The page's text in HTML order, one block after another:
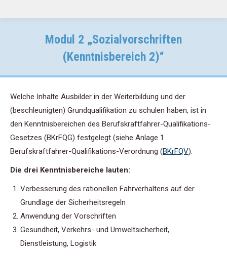
Modul 2 „Sozialvorschriften
(Kenntnisbereich 2)“
Welche Inhalte Ausbilder in der Weiterbildung und der
(beschleunigten) Grundqualifikation zu schulen haben, ist in
den Kenntnisbereichen des Berufskraftfahrer-Qualifikations-
Gesetzes (BKrFQG) festgelegt (siehe Anlage 1
Berufskraftfahrer-Qualifikations-Verordnung (BKrFQV).
Die drei Kenntnisbereiche lauten:
Verbesserung des rationellen Fahrverhaltens auf der
Grundlage der Sicherheitsregeln
Anwendung der Vorschriften
Gesundheit, Verkehrs- und Umweltsicherheit,
Dienstleistung, Logistik